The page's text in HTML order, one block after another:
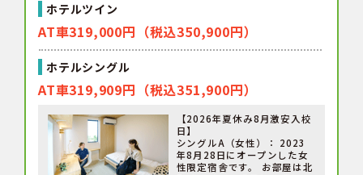
ホテルツイン
AT車319,000円（税込350,900円）
ホテルシングル
AT車319,909円（税込351,900円）
【2026年夏休み8月激安入校
日】
シングルA（女性）： 2023
年8月28日にオープンした女
性限定宿舎です。 お部屋は北